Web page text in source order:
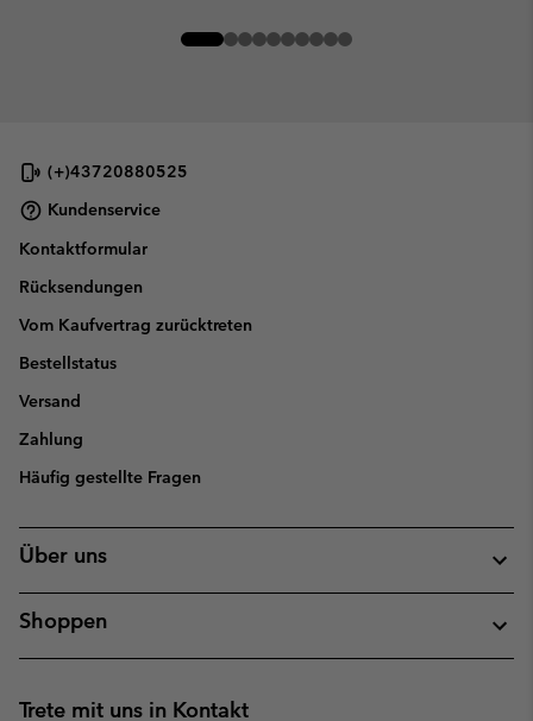
(+)43720880525
Kundenservice
Kontaktformular
Rücksendungen
Vom Kaufvertrag zurücktreten
Bestellstatus
Versand
Zahlung
Häufig gestellte Fragen
Über uns
Shoppen
Trete mit uns in Kontakt